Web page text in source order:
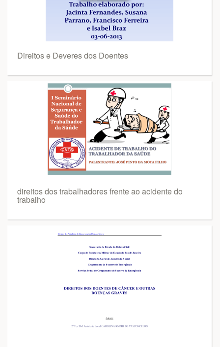
Direitos e Deveres dos Doentes
direitos dos trabalhadores frente ao acidente do
trabalho